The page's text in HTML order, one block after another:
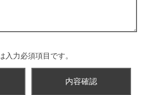
入力必須項目です。